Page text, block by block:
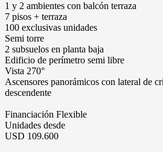
1 y 2 ambientes con balcón terraza
7 pisos + terraza
100 exclusivas unidades
Semi torre
2 subsuelos en planta baja
Edificio de perímetro semi libre
Vista 270°
Ascensores panorámicos con lateral de
descendente
Financiación Flexible
Unidades desde
USD 109.600